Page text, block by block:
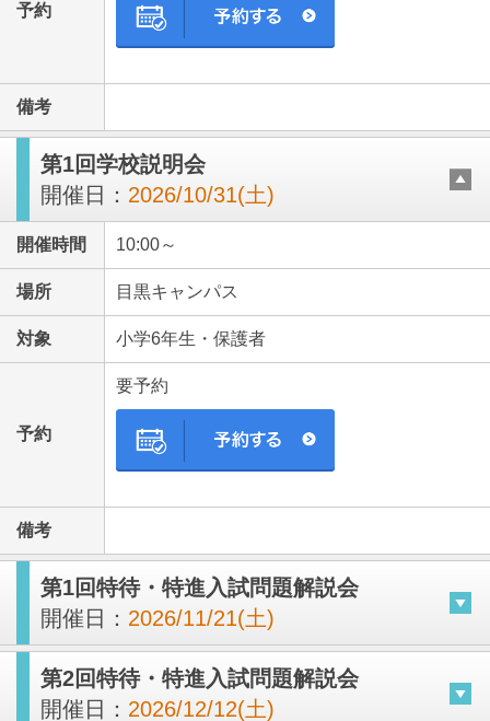
予約
備考
第1回学校説明会
開催日： 2026/10/31(土)
開催時間 10:00～
場所 目黒キャンパス
対象 小学6年生・保護者
予約
要予約
備考
第1回特待・特進入試問題解説会
開催日： 2026/11/21(土)
第2回特待・特進入試問題解説会
開催日： 2026/12/12(土)